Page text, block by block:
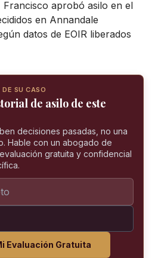
aprobó asilo en el
en Annandale
datos de EOIR liberados
SU CASO
de asilo de este
decisiones pasadas, no una
Hable con un abogado de
gratuita y confidencial
Evaluación Gratuita